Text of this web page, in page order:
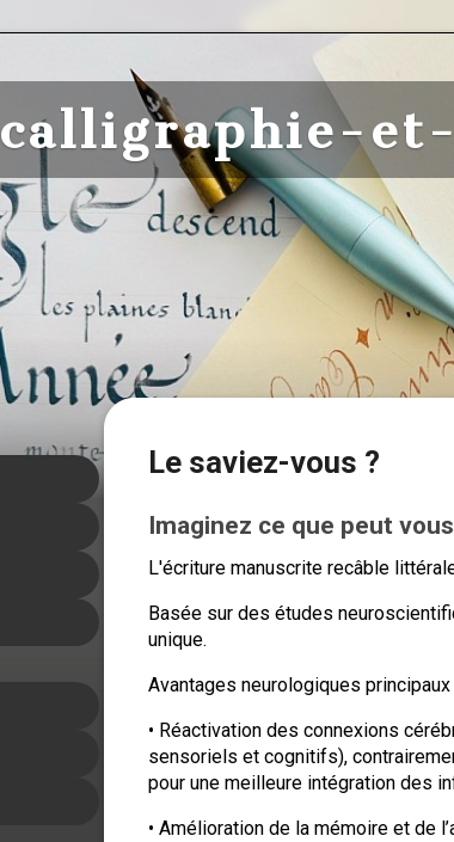
calligraphie-
Le saviez-vous ?
Imaginez ce que peut
L'écriture manuscrite recâble
Basée sur des études
unique.
Avantages neurologiques principaux
• Réactivation des connexions
sensoriels et cognitifs),
pour une meilleure intégration des
• Amélioration de la mémoire et de